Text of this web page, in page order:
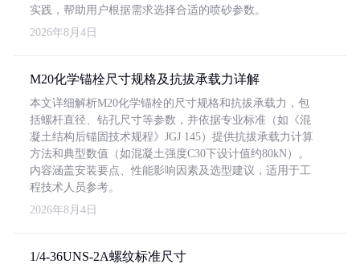
实践，帮助用户根据需求选择合适的喷砂参数。
2026年8月4日
M20化学锚栓尺寸规格及抗拔承载力详解
本文详细解析M20化学锚栓的尺寸规格和抗拔承载力，包
括螺杆直径、钻孔尺寸等参数，并依据专业标准（如《混
凝土结构后锚固技术规程》JGJ 145）提供抗拔承载力计算
方法和典型数值（如混凝土强度C30下设计值约80kN）。
内容涵盖安装要点、性能影响因素及选型建议，适用于工
程技术人员参考。
2026年8月4日
1/4-36UNS-2A螺纹标准尺寸